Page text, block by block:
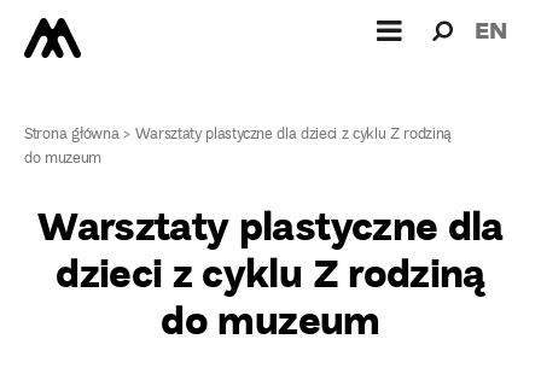
dla: EN
Strona główna>Warsztaty plastyczne dla dzieci z cyklu Z rodziną
do muzeum
Warsztaty plastyczne dla
dzieci z cyklu Z rodziną
do muzeum